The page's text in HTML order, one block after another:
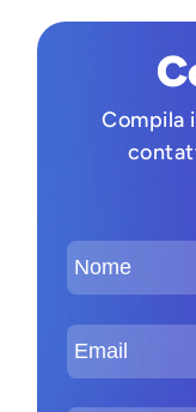
Compila